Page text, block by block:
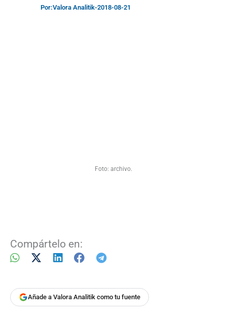
Por:Valora Analitik-2018-08-21
Foto: archivo.
Compártelo en:
Añade a Valora Analitik como tu fuente